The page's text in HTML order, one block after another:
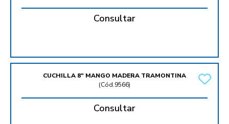
Consultar
CUCHILLA 8" MANGO MADERA TRAMONTINA
(Cód.9566)
Consultar